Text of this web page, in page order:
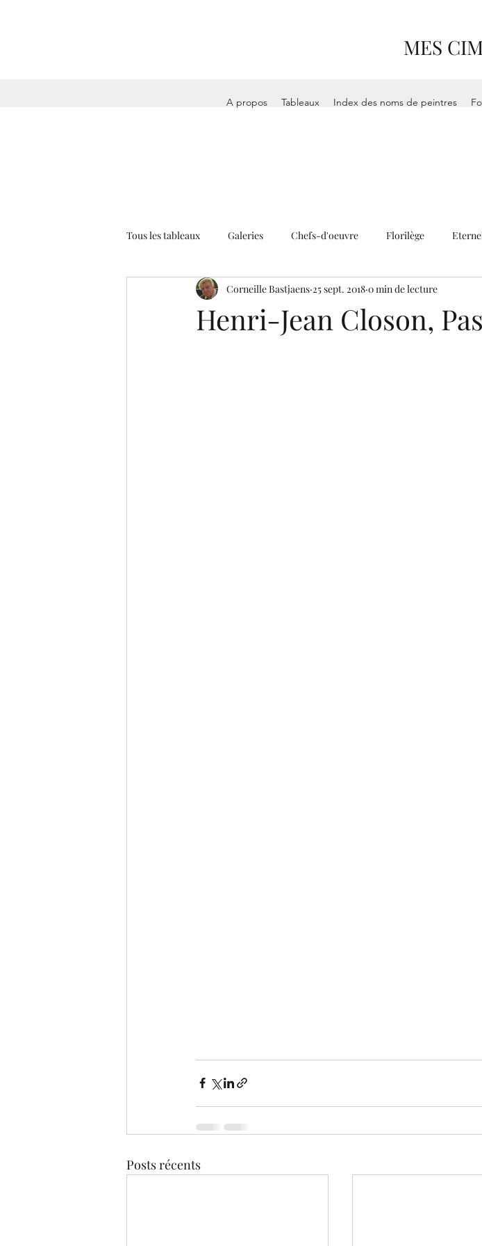
MES
A propos Tableaux Index des noms de peintres
Tous les tableaux Galeries Chefs-d'oeuvre Florilège
Henri-Jean Closon,
Corneille Bastjaens 25 sept. 2018 0 min de lecture
Posts récents